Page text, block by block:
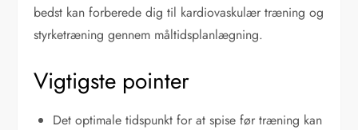
bedst kan forberede dig til kardiovaskulær træning og
styrketræning gennem måltidsplanlægning.
Vigtigste pointer
Det optimale tidspunkt for at spise før træning kan